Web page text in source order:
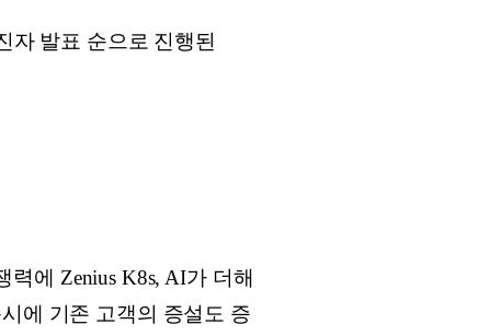
자 발표 순으로 진행된
에 Zenius K8s, AI가 더해
에 기존 고객의 증설도 증